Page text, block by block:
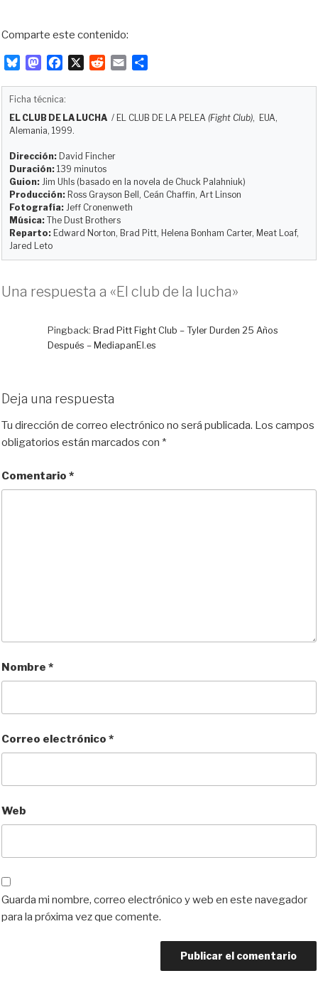
Comparte este contenido:
u
s
y
M
o
o
n
b
o
k
X
i
a
r
Ficha técnica:
EL CLUB DE LA LUCHA / EL CLUB DE LA PELEA (Fight Club), EUA,
Alemania, 1999.
Dirección: David Fincher
Duración: 139 minutos
Guion: Jim Uhls (basado en la novela de Chuck Palahniuk)
Producción: Ross Grayson Bell, Ceán Chaffin, Art Linson
Fotografía: Jeff Cronenweth
Música: The Dust Brothers
Reparto: Edward Norton, Brad Pitt, Helena Bonham Carter, Meat Loaf,
Jared Leto
Una respuesta a «El club de la lucha»
Pingback: Brad Pitt Fight Club – Tyler Durden 25 Años
Después – MediapanEl.es
Deja una respuesta
Tu dirección de correo electrónico no será publicada. Los campos
obligatorios están marcados con *
Comentario *
Nombre *
Correo electrónico *
Web
Guarda mi nombre, correo electrónico y web en este navegador
para la próxima vez que comente.